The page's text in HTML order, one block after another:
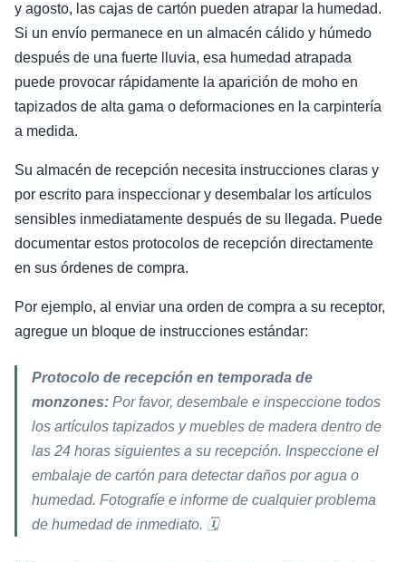
y agosto, las cajas de cartón pueden atrapar la humedad.
Si un envío permanece en un almacén cálido y húmedo
después de una fuerte lluvia, esa humedad atrapada
puede provocar rápidamente la aparición de moho en
tapizados de alta gama o deformaciones en la carpintería
a medida.
Su almacén de recepción necesita instrucciones claras y
por escrito para inspeccionar y desembalar los artículos
sensibles inmediatamente después de su llegada. Puede
documentar estos protocolos de recepción directamente
en sus órdenes de compra.
Por ejemplo, al enviar una orden de compra a su receptor,
agregue un bloque de instrucciones estándar:
Protocolo de recepción en temporada de
monzones: Por favor, desembale e inspeccione todos
los artículos tapizados y muebles de madera dentro de
las 24 horas siguientes a su recepción. Inspeccione el
embalaje de cartón para detectar daños por agua o
humedad. Fotografíe e informe de cualquier problema
de humedad de inmediato. 🗓️